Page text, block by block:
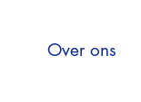
Over ons